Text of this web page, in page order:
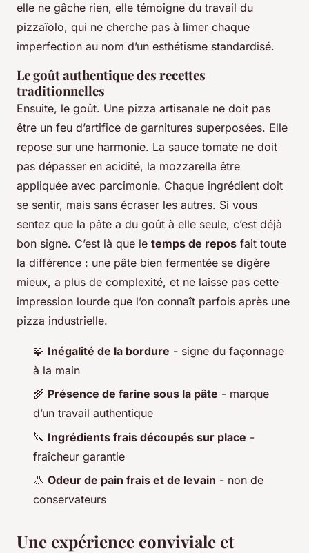
elle ne gâche rien, elle témoigne du travail du
pizzaïolo, qui ne cherche pas à limer chaque
imperfection au nom d’un esthétisme standardisé.
Le goût authentique des recettes
traditionnelles
Ensuite, le goût. Une pizza artisanale ne doit pas
être un feu d’artifice de garnitures superposées. Elle
repose sur une harmonie. La sauce tomate ne doit
pas dépasser en acidité, la mozzarella être
appliquée avec parcimonie. Chaque ingrédient doit
se sentir, mais sans écraser les autres. Si vous
sentez que la pâte a du goût à elle seule, c’est déjà
bon signe. C’est là que le temps de repos fait toute
la différence : une pâte bien fermentée se digère
mieux, a plus de complexité, et ne laisse pas cette
impression lourde que l’on connaît parfois après une
pizza industrielle.
🧩 Inégalité de la bordure - signe du façonnage
à la main
🌾 Présence de farine sous la pâte - marque
d’un travail authentique
🔪 Ingrédients frais découpés sur place -
fraîcheur garantie
👃 Odeur de pain frais et de levain - non de
conservateurs
Une expérience conviviale et